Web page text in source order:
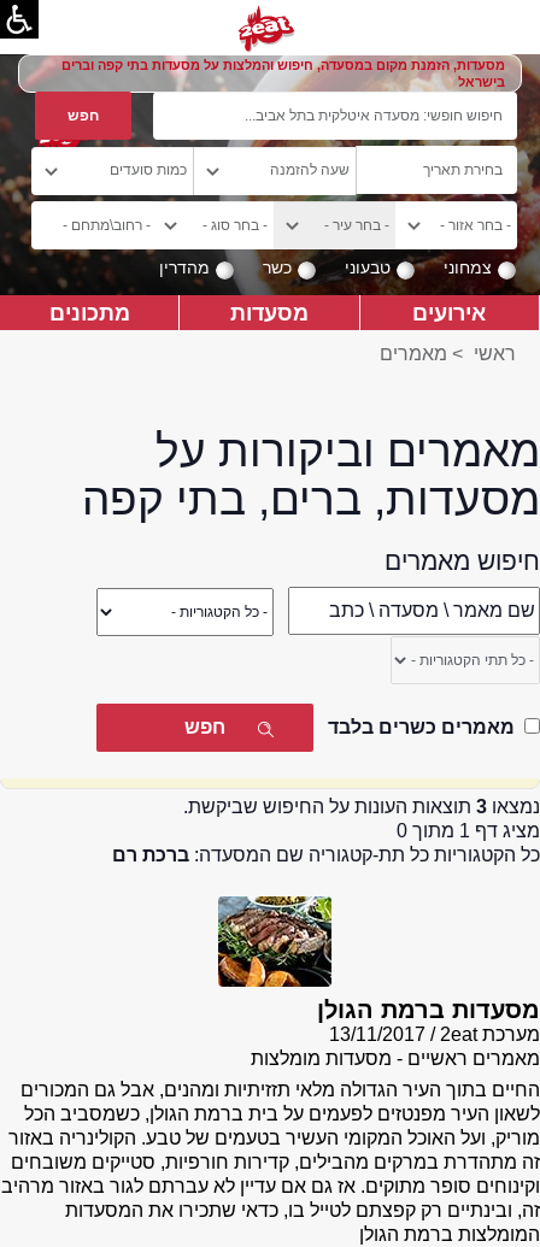
מסעדות, הזמנת מקום במסעדה, חיפוש והמלצות על מסעדות בתי קפה וברים
בישראל
צמחוני טבעוני כשר מהדרין
אירועים מסעדות מתכונים
ראשי > מאמרים
מאמרים וביקורות על
מסעדות, ברים, בתי קפה
חיפוש מאמרים
מאמרים כשרים בלבד
נמצאו 3 תוצאות העונות על החיפוש שביקשת.
מציג דף 1 מתוך 0
כל הקטגוריות כל תת-קטגוריה שם המסעדה: ברכת רם
מסעדות ברמת הגולן
מערכת 2eat
13/11/2017
מאמרים ראשיים - מסעדות מומלצות
החיים בתוך העיר הגדולה מלאי תזזיתיות ומהנים, אבל גם המכורים
לשאון העיר מפנטזים לפעמים על בית ברמת הגולן, כשמסביב הכל
מוריק, ועל האוכל המקומי העשיר בטעמים של טבע. הקולינריה באזור
זה מתהדרת במרקים מהבילים, קדירות חורפיות, סטייקים משובחים
וקינוחים סופר מתוקים. אז גם אם עדיין לא עברתם לגור באזור מרהיב
זה, ובינתיים רק קפצתם לטייל בו, כדאי שתכירו את המסעדות
המומלצות ברמת הגולן